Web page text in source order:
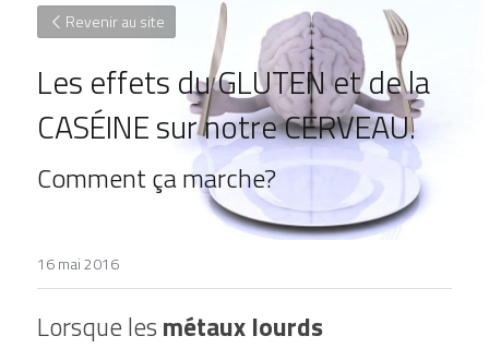
Revenir au site
Les effets du GLUTEN et de la
CASÉINE sur notre CERVEAU.
Comment ça marche?
16 mai 2016
Lorsque les métaux lourds